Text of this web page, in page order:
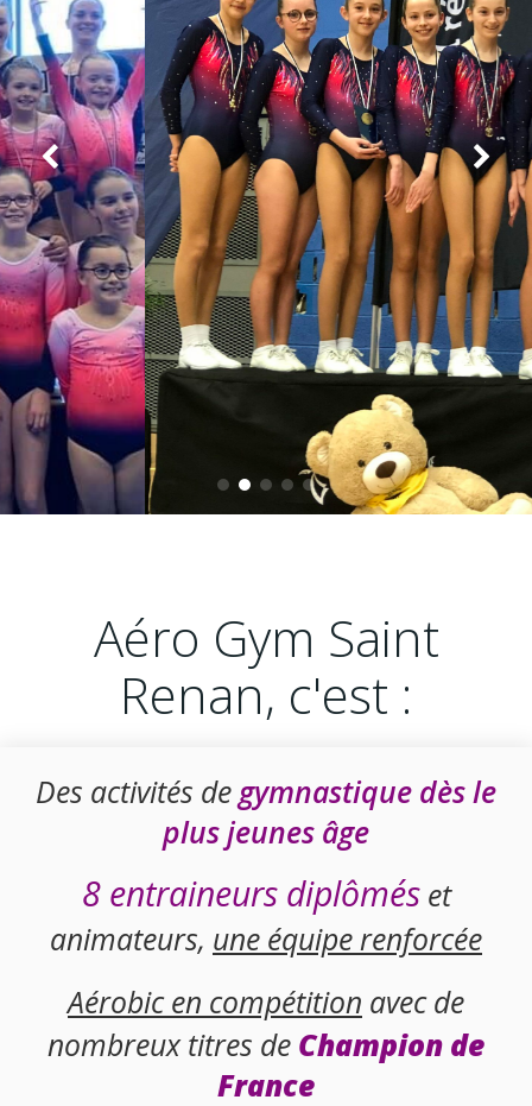
Aéro Gym Saint
Renan, c'est :
Des activités degymnastique dès le
plus jeunes âge
8 entraineurs diplôméset
animateurs, une équipe renforcée
Aérobic en compétition avec de
nombreux titres de Champion de
France